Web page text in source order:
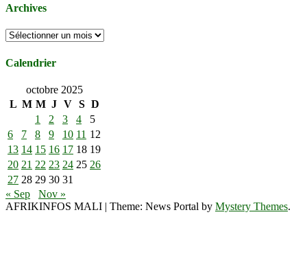
Archives
Archives
Calendrier
octobre 2025
L M M J V S D
1
2 3 4
5
6
7 8 9 10 11 12
13 14 15 16 17 18 19
20 21 22 23 24 25 26
27 28 29 30 31
« Sep
Nov »
AFRIKINFOS MALI | Theme: News Portal by Mystery Themes.